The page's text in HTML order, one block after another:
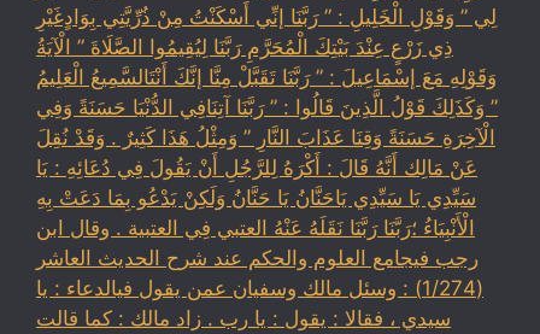
لِي ” وَقَوْلِ الْخَلِيلِ : ” رَبَّنَا إنِّي أَسْكَنْتُ مِنْ ذُرِّيَّتِي بِوَادٍغَيْرِ
ذِي زَرْعٍ عِنْدَ بَيْتِكَ الْمُحَرَّمِ رَبَّنَا لِيُقِيمُوا الصَّلَاةَ ” الْآيَةُ
وَقَوْلِهِ مَعَ إسْمَاعِيلَ : ” رَبَّنَا تَقَبَّلْ مِنَّا إنَّكَ أَنْتَالسَّمِيعُ الْعَلِيمُ
” وَكَذَلِكَ قَوْلُ الَّذِينَ قَالُوا : ” رَبَّنَا آتِنَافِي الدُّنْيَا حَسَنَةً وَفِي
الْآخِرَةِ حَسَنَةً وَقِنَا عَذَابَ النَّارِ ” وَمِثْلُ هَذَا كَثِيرٌ . وَقَدْ نُقِلَ
عَنْ مَالِك أَنَّهُ قَالَ : أَكْرَهُ لِلرَّجُلِ أَنْ يَقُولَ فِي دُعَائِهِ : يَا
سَيِّدِي يَا سَيِّدِي يَاحَنَّانُ يَا حَنَّانُ وَلَكِنْ يَدْعُو بِمَا دَعَتْ بِهِ
الْأَنْبِيَاءُ ؛رَبَّنَا رَبَّنَا نَقَلَهُ عَنْهُ العتبي فِي العتبية . وقال ابن
رجب فيجامع العلوم والحكم عند شرح الحديث العاشر
(1/274) : وسئل مالك وسفيان عمن يقول فيالدعاء : يا
سيدي ، فقالا : يقول : يا رب . زاد مالك : كما قالت